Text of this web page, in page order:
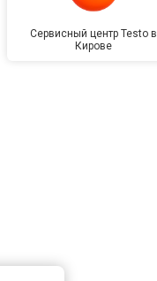
Сервисный центр Testo в
Кирове